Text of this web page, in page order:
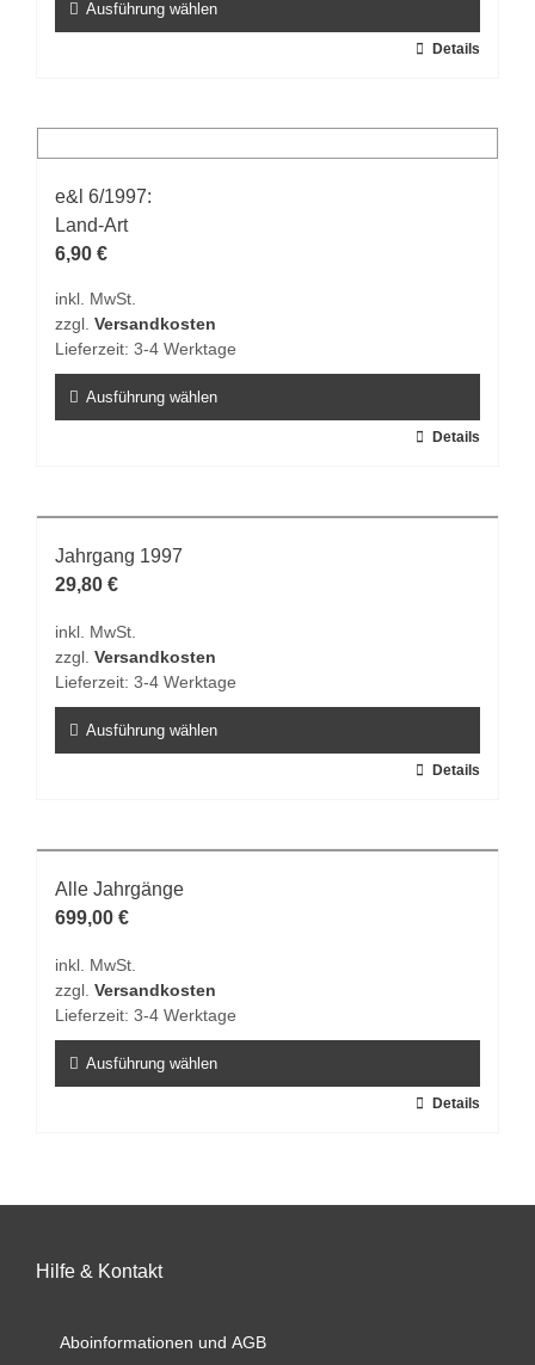
werden
Ausführung wählen
Varianten
auf.
Die
Optionen
auf
der
gewählt
werden
Details
e&l 6/1997:
Land-Art
6,90 €
inkl. MwSt.
zzgl. Versandkosten
Lieferzeit: 3-4 Werktage
Ausführung wählen
mehrere
Varianten
auf.
Optionen
können
der
Produktseite
Details
Jahrgang 1997
29,80 €
inkl. MwSt.
zzgl. Versandkosten
Lieferzeit: 3-4 Werktage
Ausführung wählen
mehrere
Varianten
auf.
Optionen
können
der
Produktseite
Details
Alle Jahrgänge
699,00 €
inkl. MwSt.
zzgl. Versandkosten
Lieferzeit: 3-4 Werktage
Ausführung wählen
Die
können
Details
Hilfe & Kontakt
Aboinformationen und AGB